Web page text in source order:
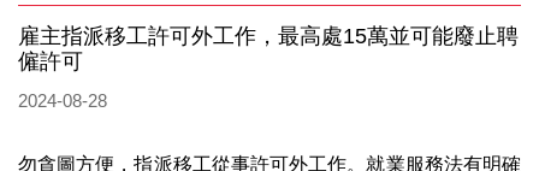
雇主指派移工許可外工作，最高處15萬並可能廢止聘
僱許可
2024-08-28
勿貪圖方便，指派移工從事許可外工作。就業服務法有明確